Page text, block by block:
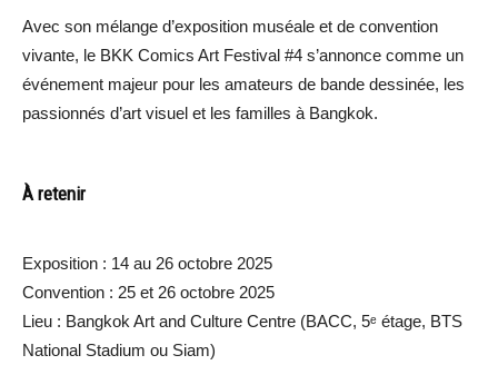
Avec son mélange d’exposition muséale et de convention
vivante, le BKK Comics Art Festival #4 s’annonce comme un
événement majeur pour les amateurs de bande dessinée, les
passionnés d’art visuel et les familles à Bangkok.
À retenir
Exposition : 14 au 26 octobre 2025
Convention : 25 et 26 octobre 2025
Lieu : Bangkok Art and Culture Centre (BACC, 5ᵉ étage, BTS
National Stadium ou Siam)